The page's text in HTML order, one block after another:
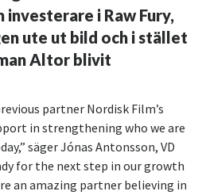
investerare i Raw Fury,
ute ut bild och i stället
Altor blivit
partner Nordisk Film’s
in strengthening who we are
säger Jónas Antonsson, VD
for the next step in our growth
an amazing partner believing in